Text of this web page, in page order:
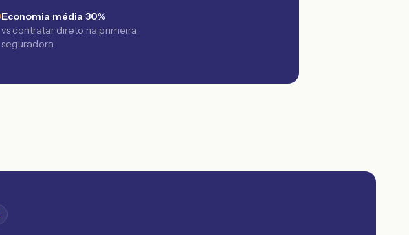
Economia média 30%
vs contratar direto na primeira
seguradora